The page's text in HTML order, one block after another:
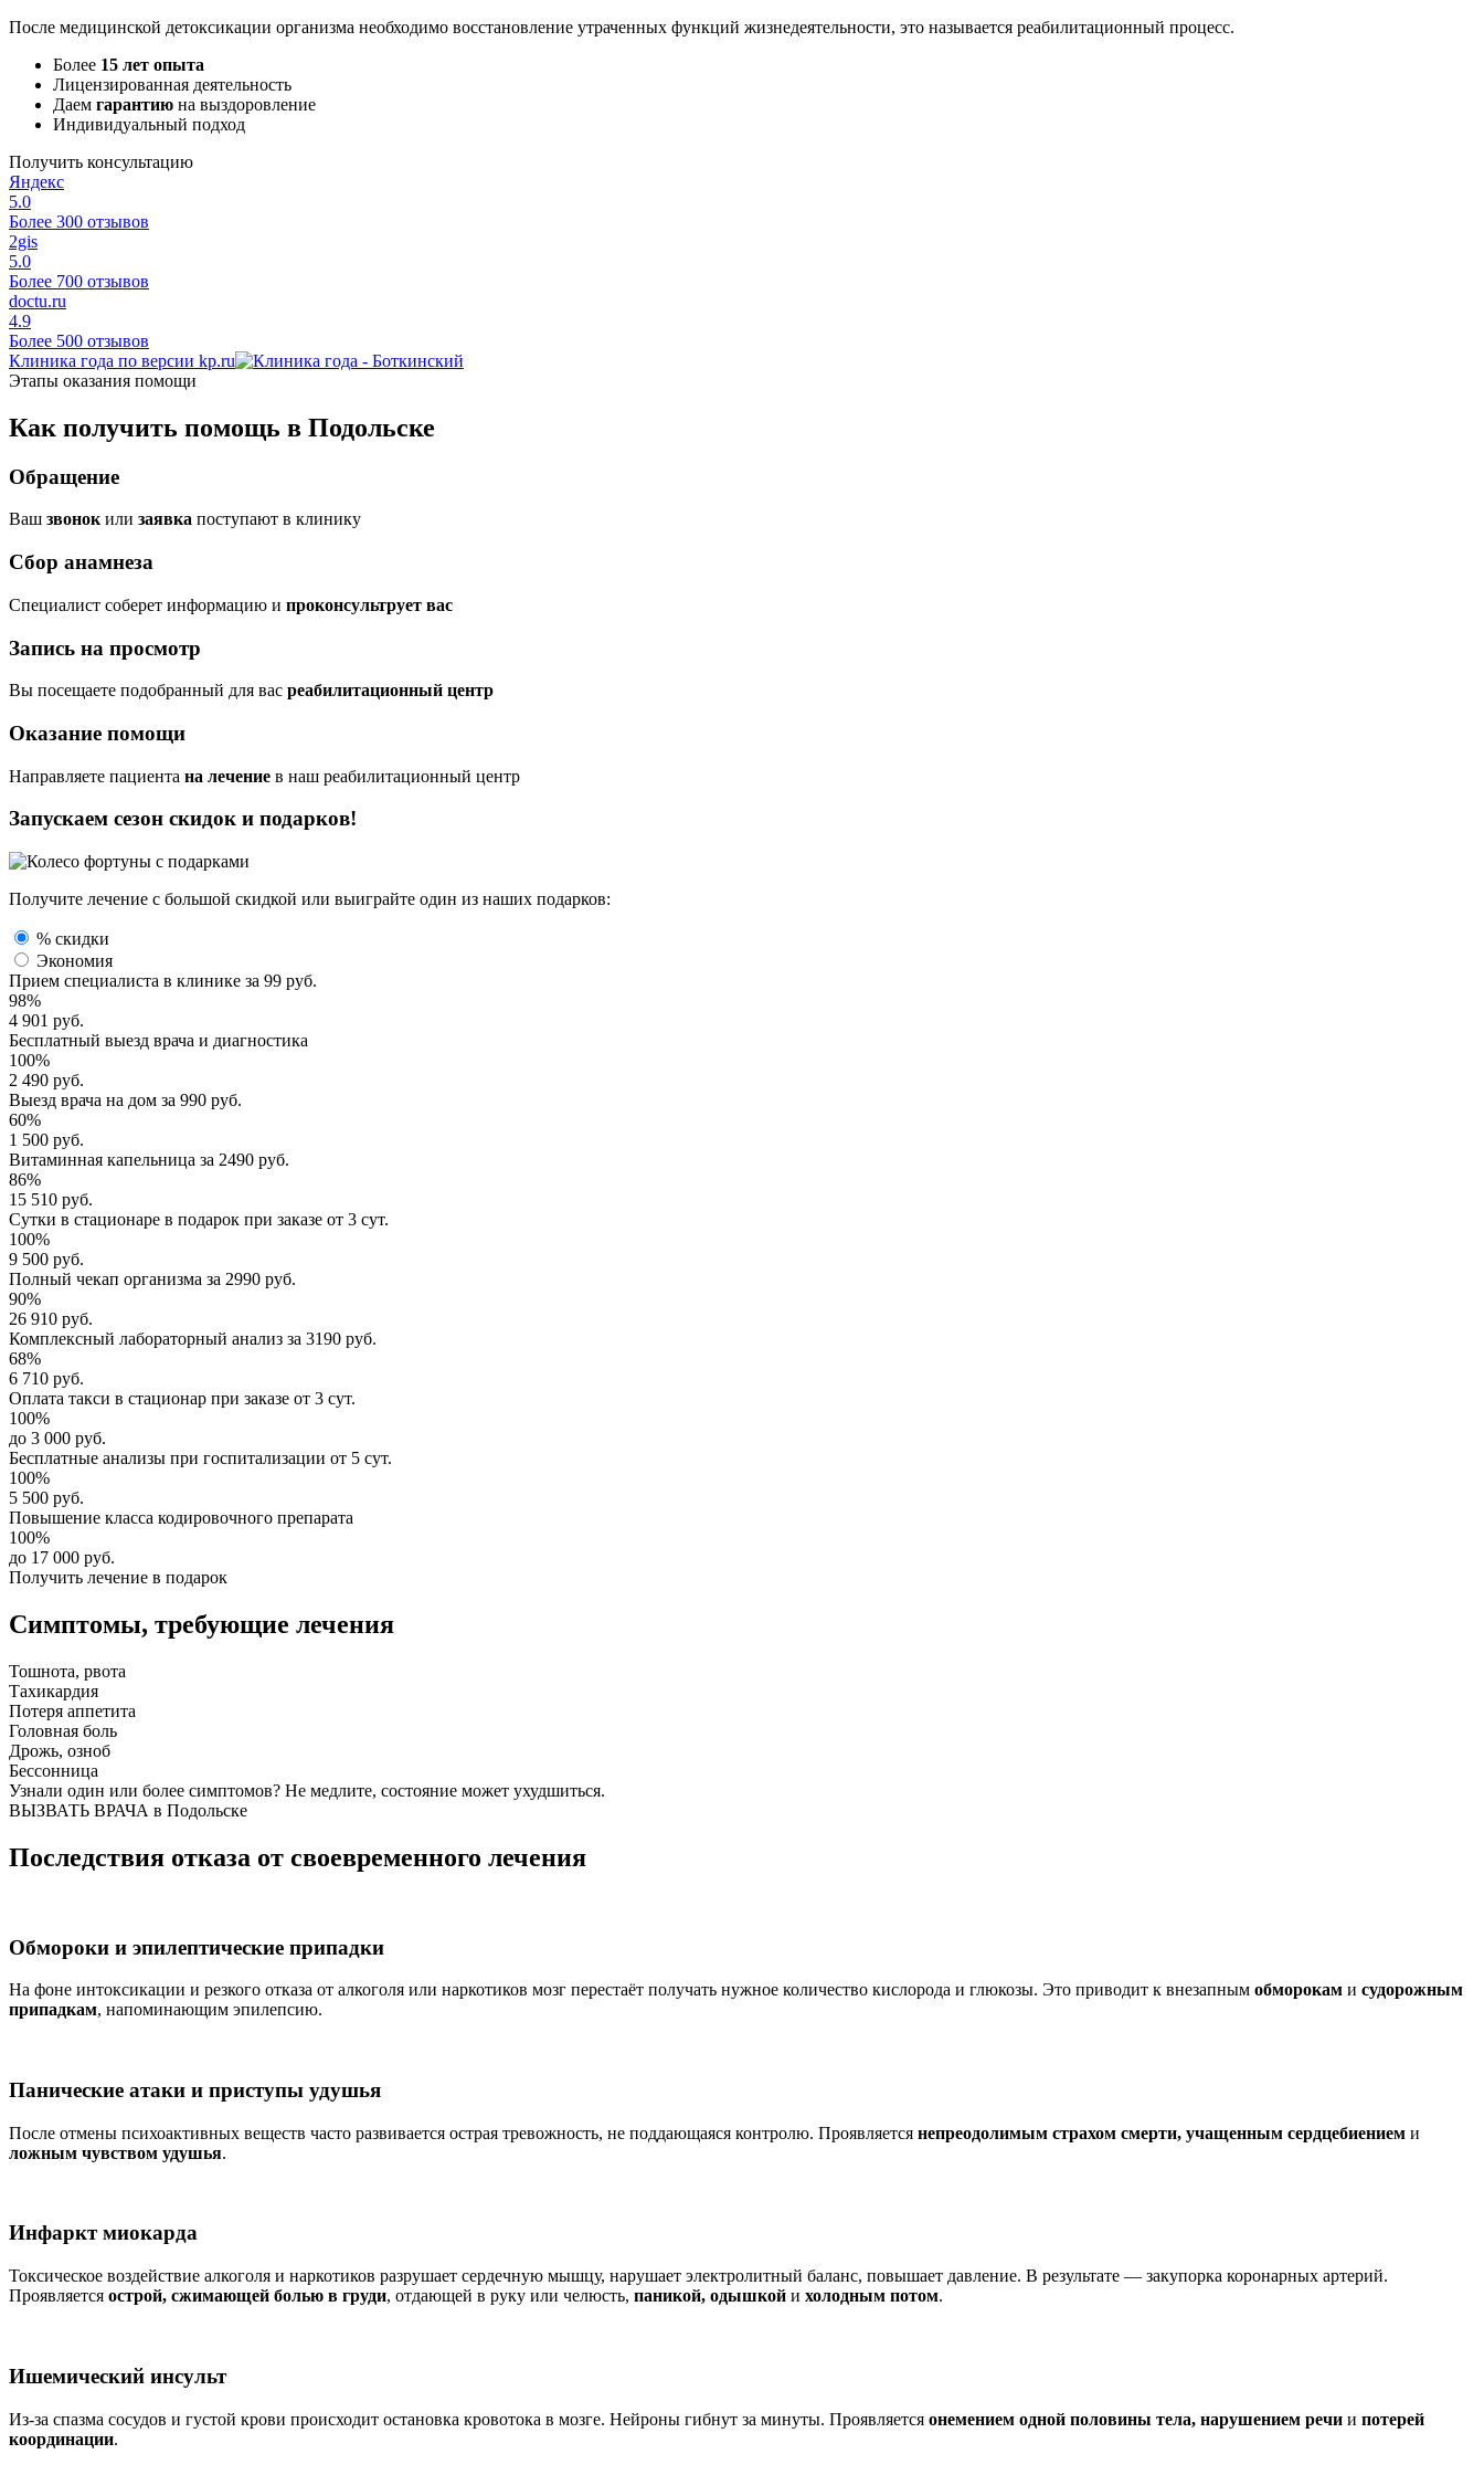
После медицинской детоксикации организма необходимо восстановление утраченных функций жизнедеятельности, это называется реабилитационный процесс.
Более 15 лет опыта
Лицензированная деятельность
Даем гарантию на выздоровление
Индивидуальный подход
Получить консультацию
Яндекс
5.0
Более 300 отзывов
2gis
5.0
Более 700 отзывов
doctu.ru
4.9
Более 500 отзывов
Клиника года по версии kp.ru
Этапы оказания помощи
Как получить помощь в Подольске
Обращение
Ваш звонокили заявка поступают в клинику
Сбор анамнеза
Cпециалист соберет информацию и проконсультрует вас
Запись на просмотр
Вы посещаете подобранный для вас реабилитационный центр
Оказание помощи
Направляете пациента на лечение в наш реабилитационный центр
Запускаем сезон скидок и подарков!
Получите лечение с большой скидкой или выиграйте один из наших подарков:
% скидки
Экономия
Прием специалиста в клинике за 99 руб.
98%
4 901 руб.
Бесплатный выезд врача и диагностика
100%
2 490 руб.
Выезд врача на дом за 990 руб.
60%
1 500 руб.
Витаминная капельница за 2490 руб.
86%
15 510 руб.
Сутки в стационаре в подарок при заказе от 3 сут.
100%
9 500 руб.
Полный чекап организма за 2990 руб.
90%
26 910 руб.
Комплексный лабораторный анализ за 3190 руб.
68%
6 710 руб.
Оплата такси в стационар при заказе от 3 сут.
100%
до 3 000 руб.
Бесплатные анализы при госпитализации от 5 сут.
100%
5 500 руб.
Повышение класса кодировочного препарата
100%
до 17 000 руб.
Получить лечение в подарок
Симптомы, требующие лечения
Тошнота, рвота
Тахикардия
Потеря аппетита
Головная боль
Дрожь, озноб
Бессонница
Узнали один или более симптомов? Не медлите, состояние может ухудшиться.
ВЫЗВАТЬ ВРАЧА в Подольске
Последствия отказа от своевременного лечения
Обмороки и эпилептические припадки
На фоне интоксикации и резкого отказа от алкоголя или наркотиков мозг перестаёт получать нужное количество кислорода и глюкозы. Это приводит к внезапным обморокам и судорожным
припадкам, напоминающим эпилепсию.
Панические атаки и приступы удушья
После отмены психоактивных веществ часто развивается острая тревожность, не поддающаяся контролю. Проявляется непреодолимым страхом смерти, учащенным сердцебиением и
ложным чувством удушья.
Инфаркт миокарда
Токсическое воздействие алкоголя и наркотиков разрушает сердечную мышцу, нарушает электролитный баланс, повышает давление. В результате — закупорка коронарных артерий.
Проявляется острой, сжимающей болью в груди, отдающей в руку или челюсть, паникой, одышкой и холодным потом.
Ишемический инсульт
Из-за спазма сосудов и густой крови происходит остановка кровотока в мозге. Нейроны гибнут за минуты. Проявляется онемением одной половины тела, нарушением речи и потерей
координации.